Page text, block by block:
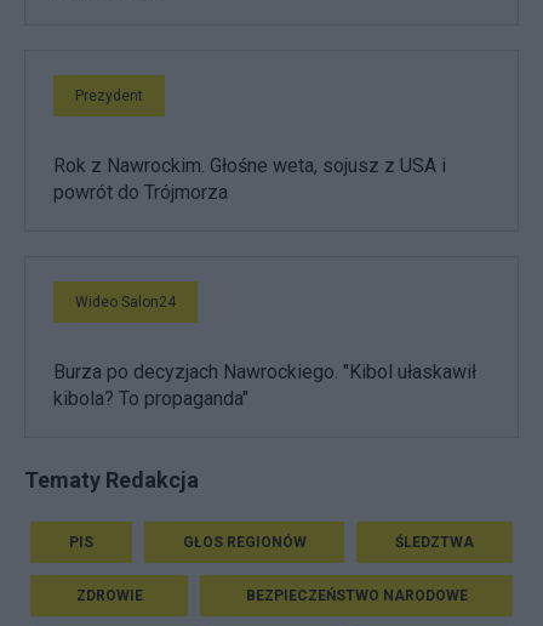
Prezydent
Rok z Nawrockim. Głośne weta, sojusz z USA i
powrót do Trójmorza
Wideo Salon24
Burza po decyzjach Nawrockiego. "Kibol ułaskawił
kibola? To propaganda"
Tematy Redakcja
PIS GŁOS REGIONÓW ŚLEDZTWA
ZDROWIE BEZPIECZEŃSTWO NARODOWE